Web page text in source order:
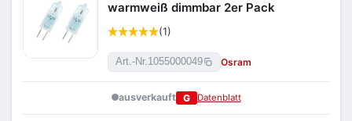
warmweiß dimmbar 2er Pack
(1)
Art.-Nr.1055000049 Osram
ausverkauft G Datenblatt